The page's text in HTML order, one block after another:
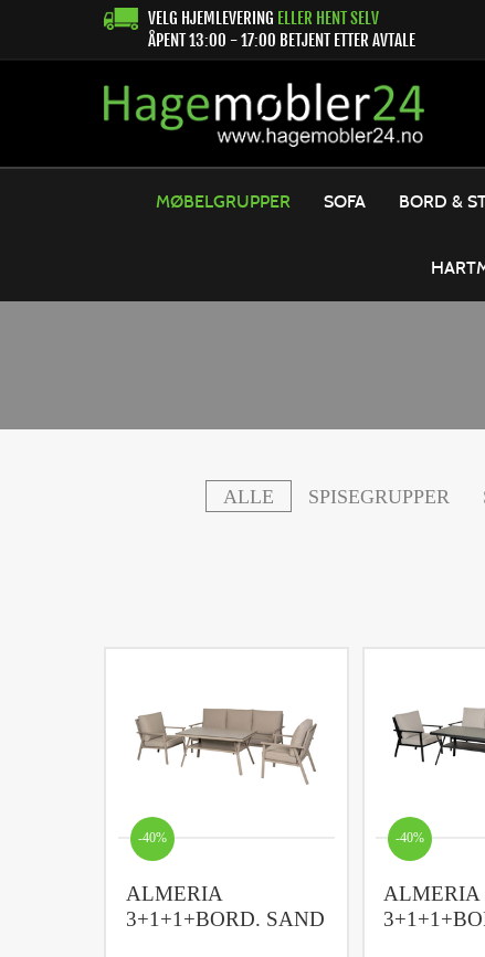
VELG HJEMLEVERING ELLER HENT SELV
ÅPENT 13:00 - 17:00 BETJENT ETTER AVTALE
MØBELGRUPPER SOFA BORD &
ALLE SPISEGRUPPER
-40%
ALMERIA
3+1+1+BORD. SAND
-40%
ALMERIA